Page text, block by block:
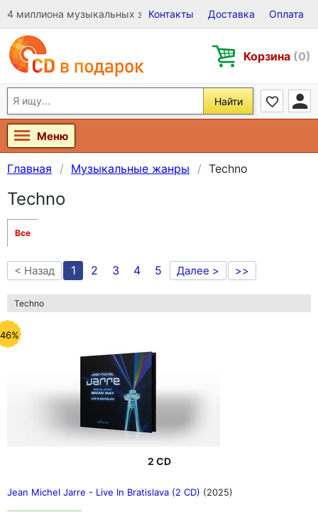
4 миллиона музыкальных записей на Виниле, CD и DVD
Контакты Доставка Оплата
Корзина (0)
Найти
Меню
Главная Музыкальные жанры Techno
Techno
Все
< Назад 1 2 3 4 5 Далее > >>
Techno
2 CD
Jean Michel Jarre - Live In Bratislava (2 CD) (2025)